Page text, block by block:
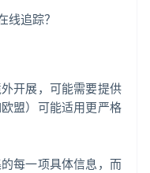
追踪？
开展，可能需要提供
盟）可能适用更严格
每一项具体信息，而